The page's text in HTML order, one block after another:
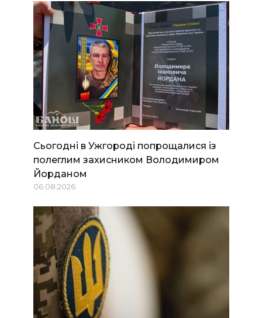
Сьогодні в Ужгороді попрощалися із
полеглим захисником Володимиром
Йорданом
06.08.2026